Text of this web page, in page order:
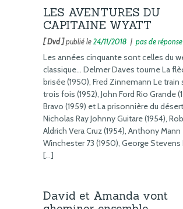
LES AVENTURES DU
CAPITAINE WYATT
[ Dvd ]publié le24/11/2018 | pas de réponse
Les années cinquante sont celles du
classique… Delmer Daves tourne La
brisée (1950), Fred Zinnemann Le train
trois fois (1952), John Ford Rio Grande
Bravo (1959) et La prisonnière du
Nicholas Ray Johnny Guitare (1954),
Aldrich Vera Cruz (1954), Anthony Mann
Winchester 73 (1950), George Stevens
[…]
David et Amanda vont